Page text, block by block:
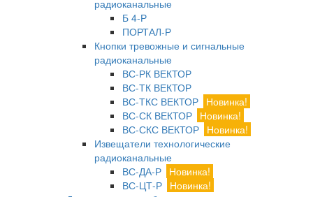
радиоканальные
Б 4-Р
ПОРТАЛ-Р
Кнопки тревожные и сигнальные
радиоканальные
ВС-РК ВЕКТОР
ВС-ТК ВЕКТОР
ВС-ТКС ВЕКТОР Новинка!
ВС-СК ВЕКТОР Новинка!
ВС-СКС ВЕКТОР Новинка!
Извещатели технологические
радиоканальные
ВС-ДА-Р Новинка!
ВС-ЦТ-Р Новинка!